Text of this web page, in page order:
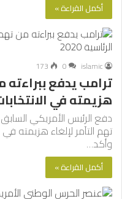
أكمل القراءة »
islamic
0
173
ترامب يدفع ببراءته
هزيمته في الانتخابات
دفع الرئيس الأمريكي
وأكد…
أكمل القراءة »